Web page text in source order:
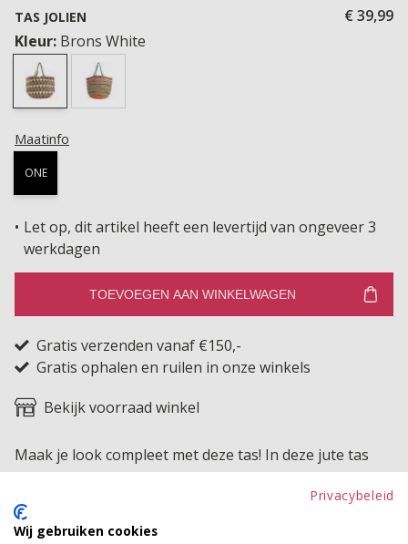
TAS JOLIEN
€ 39,99
Kleur: Brons White
Maatinfo
ONE
Let op, dit artikel heeft een levertijd van ongeveer 3
werkdagen
TOEVOEGEN AAN WINKELWAGEN
Gratis verzenden vanaf €150,-
Gratis ophalen en ruilen in onze winkels
Bekijk voorraad winkel
Maak je look compleet met deze tas! In deze jute tas
Product kenmerken
Privacybeleid
Wij gebruiken cookies